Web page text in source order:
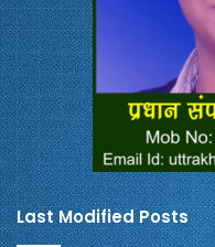
Last Modified Posts